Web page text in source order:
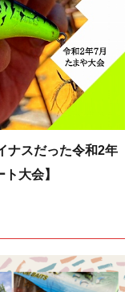
ナスだった令和2年
大会】